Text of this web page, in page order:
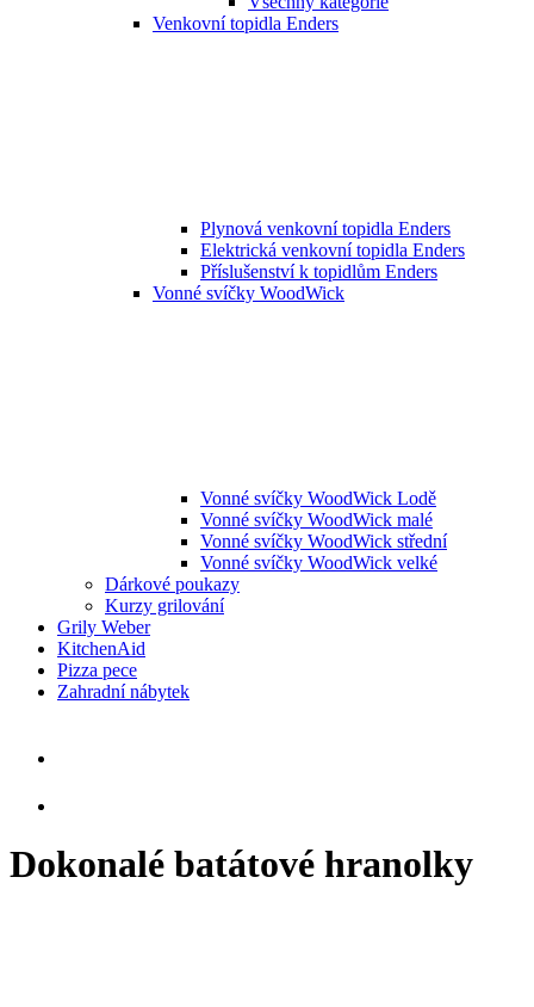
Venkovní topidla Enders
Plynová venkovní topidla Enders
Elektrická venkovní topidla Enders
Příslušenství k topidlům Enders
Vonné svíčky WoodWick
Vonné svíčky WoodWick Lodě
Vonné svíčky WoodWick malé
Vonné svíčky WoodWick střední
Vonné svíčky WoodWick velké
Dárkové poukazy
Kurzy grilování
Grily Weber
KitchenAid
Pizza pece
Zahradní nábytek
Dokonalé batátové hranolky